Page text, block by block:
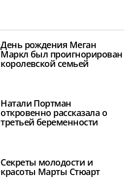
День рождения Меган
Маркл был проигнорирован
королевской семьей
Натали Портман
откровенно рассказала о
третьей беременности
Секреты молодости и
красоты Марты Стюарт